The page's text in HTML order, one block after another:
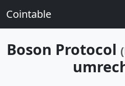
Cointable
Boson Protocol